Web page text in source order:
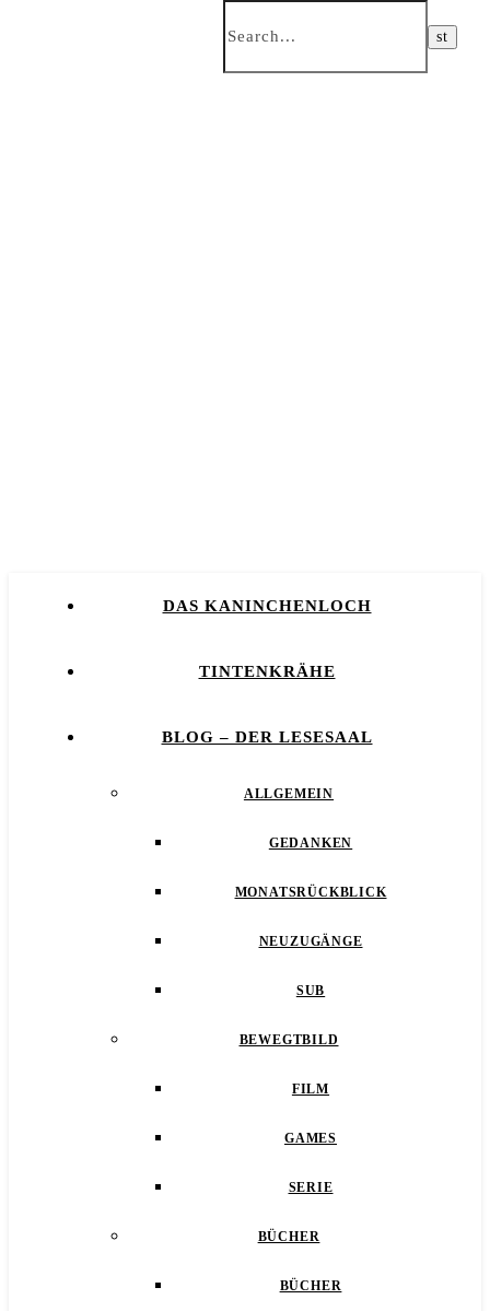
DAS KANINCHENLOCH
TINTENKRÄHE
BLOG – DER LESESAAL
ALLGEMEIN
GEDANKEN
MONATSRÜCKBLICK
NEUZUGÄNGE
SUB
BEWEGTBILD
FILM
GAMES
SERIE
BÜCHER
BÜCHER